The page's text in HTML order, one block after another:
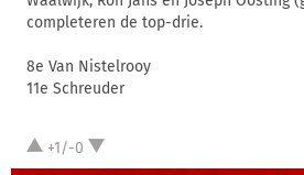
completeren de top-drie.
8e Van Nistelrooy
11e Schreuder
+1/-0